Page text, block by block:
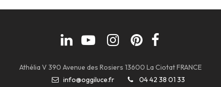
Athélia V 390 Avenue des Rosiers 13600 La Ciotat FRANCE
info@oggiluce.fr
04 42 38 01 33